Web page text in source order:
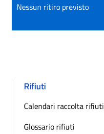
Nessun ritiro previsto
Rifiuti
Calendari raccolta rifiuti
Glossario rifiuti